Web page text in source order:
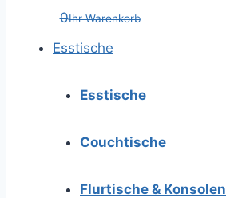
0Ihr Warenkorb
Esstische
Esstische
Couchtische
Flurtische & Konsolen